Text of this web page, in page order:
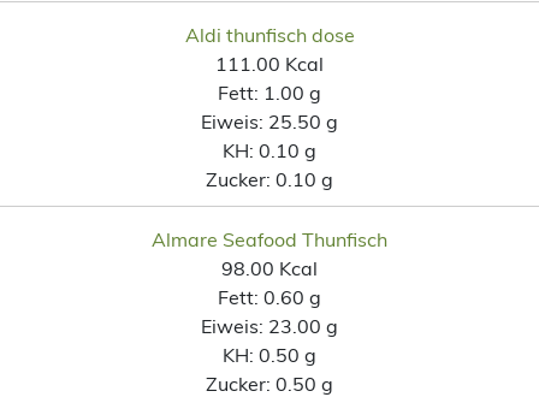
Aldi thunfisch dose
111.00 Kcal
Fett: 1.00 g
Eiweis: 25.50 g
KH: 0.10 g
Zucker: 0.10 g
Almare Seafood Thunfisch
98.00 Kcal
Fett: 0.60 g
Eiweis: 23.00 g
KH: 0.50 g
Zucker: 0.50 g